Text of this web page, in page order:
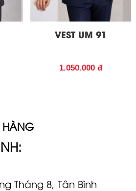
VEST UM 91
1.050.000 đ
HÀNG
Tháng 8, Tân Bình